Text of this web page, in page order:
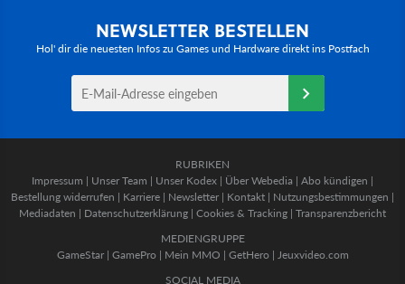
NEWSLETTER BESTELLEN
Hol' dir die neuesten Infos zu Games und Hardware direkt ins Postfach
RUBRIKEN
Impressum | Unser Team | Unser Kodex | Über Webedia | Abo kündigen |
Bestellung widerrufen | Karriere | Newsletter | Kontakt | Nutzungsbestimmungen |
Mediadaten | Datenschutzerklärung | Cookies & Tracking | Transparenzbericht
MEDIENGRUPPE
GameStar| GamePro | Mein MMO | GetHero | Jeuxvideo.com
SOCIAL MEDIA